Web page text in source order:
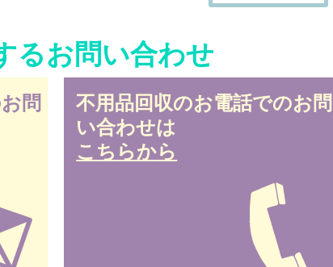
るお問い合わせ
問
不用品回収のお電話でのお問
い合わせは
こちらから